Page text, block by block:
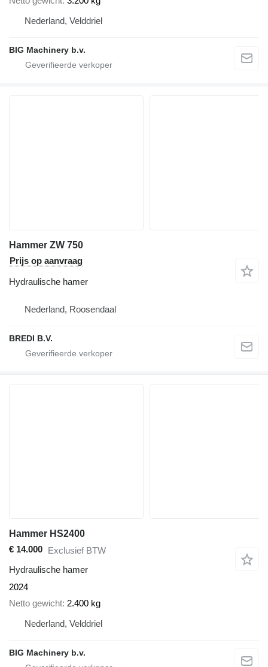
Nederland, Velddriel
BIG Machinery b.v.
Hammer ZW 750
Prijs op aanvraag
Hydraulische hamer
Nederland, Roosendaal
BREDI B.V.
Hammer HS2400
€ 14.000 Exclusief BTW
Hydraulische hamer
2024
Netto gewicht 2.400 kg
Nederland, Velddriel
BIG Machinery b.v.